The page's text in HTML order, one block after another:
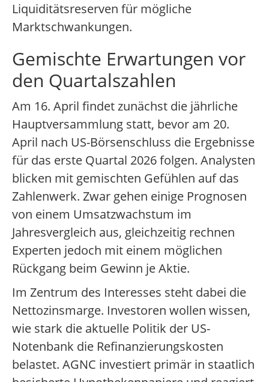
Liquiditätsreserven für mögliche
Marktschwankungen.
Gemischte Erwartungen vor
den Quartalszahlen
Am 16. April findet zunächst die jährliche
Hauptversammlung statt, bevor am 20.
April nach US-Börsenschluss die Ergebnisse
für das erste Quartal 2026 folgen. Analysten
blicken mit gemischten Gefühlen auf das
Zahlenwerk. Zwar gehen einige Prognosen
von einem Umsatzwachstum im
Jahresvergleich aus, gleichzeitig rechnen
Experten jedoch mit einem möglichen
Rückgang beim Gewinn je Aktie.
Im Zentrum des Interesses steht dabei die
Nettozinsmarge. Investoren wollen wissen,
wie stark die aktuelle Politik der US-
Notenbank die Refinanzierungskosten
belastet. AGNC investiert primär in staatlich